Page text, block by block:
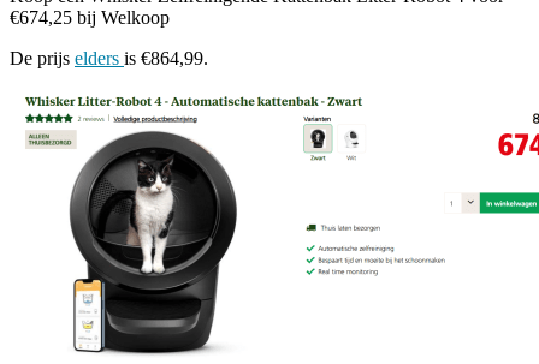
€674,25 bij Welkoop
De prijs elders is €864,99.